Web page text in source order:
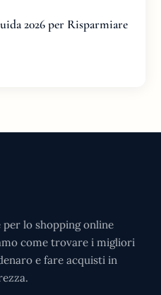
2026 per Risparmiare
per lo shopping online
come trovare i migliori
e fare acquisti in